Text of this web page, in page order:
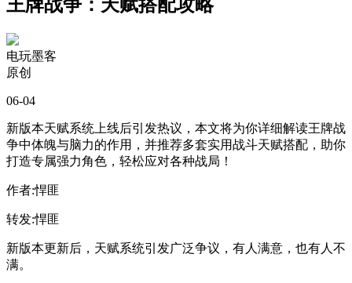
王牌战争：天赋搭配攻略
电玩墨客
原创
06-04
新版本天赋系统上线后引发热议，本文将为你详细解读王牌战
争中体魄与脑力的作用，并推荐多套实用战斗天赋搭配，助你
打造专属强力角色，轻松应对各种战局！
作者:悍匪
转发:悍匪
新版本更新后，天赋系统引发广泛争议，有人满意，也有人不
满。